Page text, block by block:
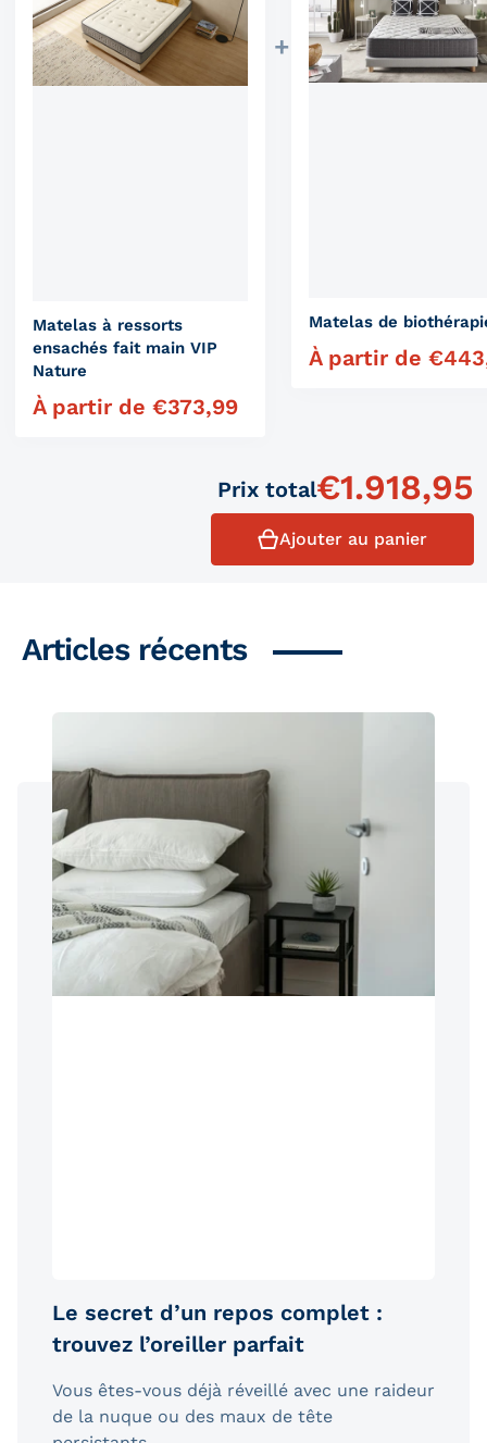
Matelas à ressorts
ensachés fait main VIP
Nature
Prix régulier
À partir de €373,99
Matelas de
Prix régulier
À partir de €
Prix ​​total€1.918,95
Ajouter au panier
Produits similaires
Articles récents
Le secret d’un repos complet :
trouvez l’oreiller parfait
Vous êtes-vous déjà réveillé avec une raideur
de la nuque ou des maux de tête